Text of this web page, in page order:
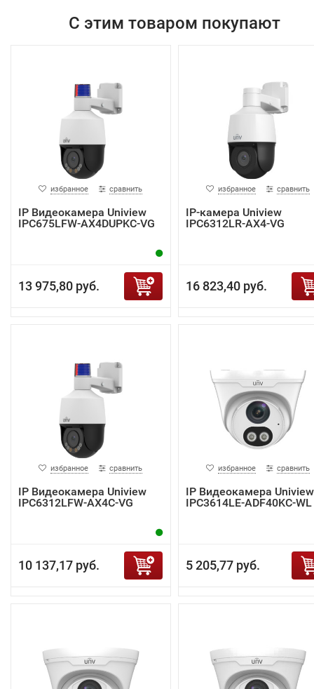
С этим товаром покупают
избранное сравнить
IP Видеокамера Uniview
IPC675LFW-AX4DUPKC-VG
13 975,80 руб.
избранное сравнить
IP-камера Uniview
IPC6312LR-AX4-VG
16 823,40 руб.
избранное сравнить
IP Видеокамера Uniview
IPC6312LFW-AX4C-VG
10 137,17 руб.
избранное сравнить
IP Видеокамера Uniview
IPC3614LE-ADF40KC-WL
5 205,77 руб.